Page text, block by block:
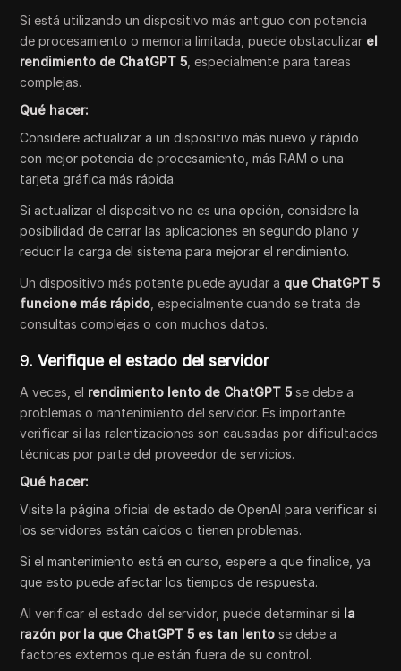
Si está utilizando un dispositivo más antiguo con potencia
de procesamiento o memoria limitada, puede obstaculizar el
rendimiento de ChatGPT 5 , especialmente para tareas
complejas.
Qué hacer:
Considere actualizar a un dispositivo más nuevo y rápido
con mejor potencia de procesamiento, más RAM o una
tarjeta gráfica más rápida.
Si actualizar el dispositivo no es una opción, considere la
posibilidad de cerrar las aplicaciones en segundo plano y
reducir la carga del sistema para mejorar el rendimiento.
Un dispositivo más potente puede ayudar a que ChatGPT 5
funcione más rápido , especialmente cuando se trata de
consultas complejas o con muchos datos.
9.Verifique el estado del servidor
A veces, el rendimiento lento de ChatGPT 5 se debe a
problemas o mantenimiento del servidor. Es importante
verificar si las ralentizaciones son causadas por dificultades
técnicas por parte del proveedor de servicios.
Qué hacer:
Visite la página oficial de estado de OpenAI para verificar si
los servidores están caídos o tienen problemas.
Si el mantenimiento está en curso, espere a que finalice, ya
que esto puede afectar los tiempos de respuesta.
Al verificar el estado del servidor, puede determinar si la
razón por la que ChatGPT 5 es tan lento se debe a
factores externos que están fuera de su control.